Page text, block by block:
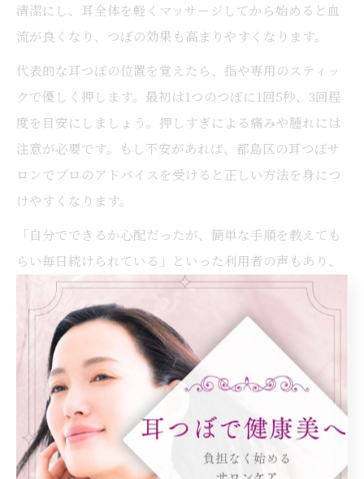
清潔にし、耳全体を軽くマッサージしてから始めると血
流が良くなり、つぼの効果も高まりやすくなります。
代表的な耳つぼの位置を覚えたら、指や専用のスティッ
クで優しく押します。最初は1つのつぼに1回5秒、3回程
度を目安にしましょう。押しすぎによる痛みや腫れには
注意が必要です。もし不安があれば、都島区の耳つぼサ
ロンでプロのアドバイスを受けると正しい方法を身につ
けやすくなります。
「自分でできるか心配だったが、簡単な手順を教えても
らい毎日続けられている」といった利用者の声もあり、
継続することで体調の変化を感じる方が増えています。
初心者は無理をせず、少しずつ慣れていくことが大切で
す。
毎日続けやすい耳つぼマッサージの方法
耳つぼマッサージは、短時間でできて毎日の習慣にしや
すいのが特徴です。梅雨の不調対策として、朝や夜のリ
ラックスタイムに取り入れる方が多く見られます。1回あ